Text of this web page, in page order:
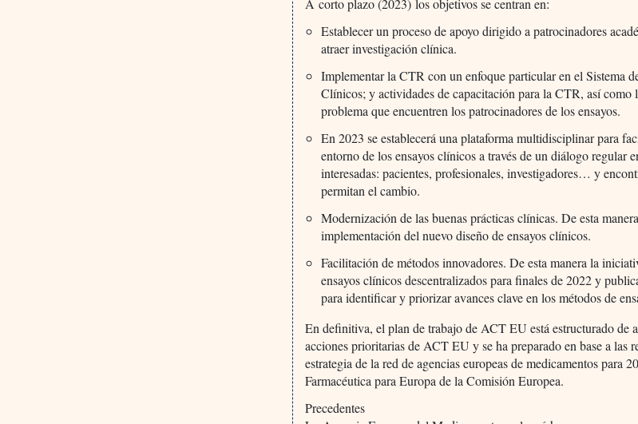
A corto plazo (2023) los objetivos se centran en:
Establecer un proceso de apoyo dirigido a patrocinadores
atraer investigación clínica.
Implementar la CTR con un enfoque particular en el Sistema
Clínicos; y actividades de capacitación para la CTR, así como
problema que encuentren los patrocinadores de los ensayos.
En 2023 se establecerá una plataforma multidisciplinar para
entorno de los ensayos clínicos a través de un diálogo regular
interesadas: pacientes, profesionales, investigadores… y
permitan el cambio.
Modernización de las buenas prácticas clínicas. De esta
implementación del nuevo diseño de ensayos clínicos.
Facilitación de métodos innovadores. De esta manera la
ensayos clínicos descentralizados para finales de 2022 y
para identificar y priorizar avances clave en los métodos de
En definitiva, el plan de trabajo de ACT EU está estructurado de
acciones prioritarias de ACT EU y se ha preparado en base a las
estrategia de la red de agencias europeas de medicamentos para
Farmacéutica para Europa de la Comisión Europea.
Precedentes